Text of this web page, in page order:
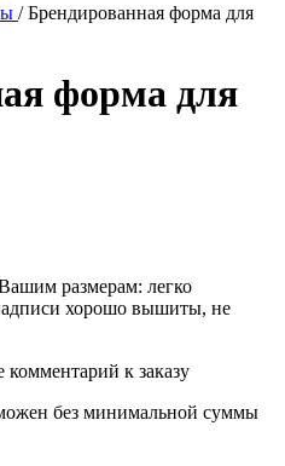
/Брендированная форма для
форма для
размерам: легко
хорошо вышиты, не
комментарий к заказу
без минимальной суммы